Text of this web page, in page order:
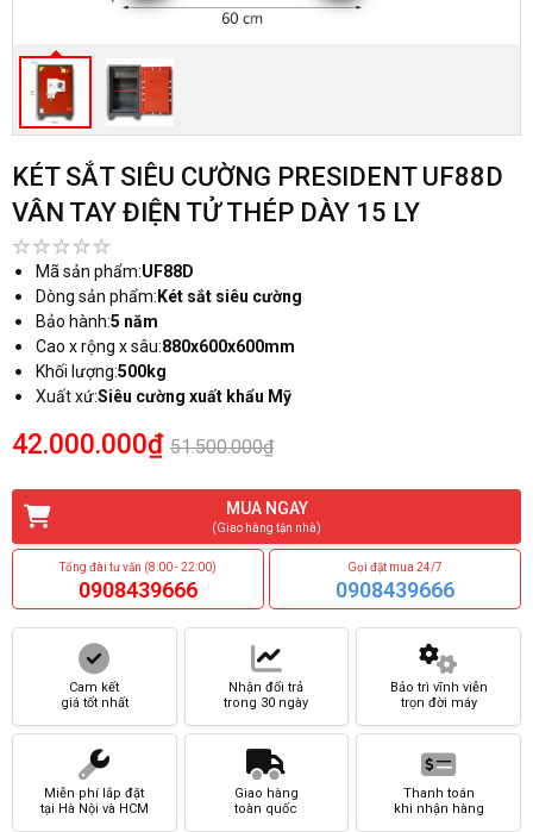
KÉT SẮT SIÊU CƯỜNG PRESIDENT UF88D
VÂN TAY ĐIỆN TỬ THÉP DÀY 15 LY
Mã sản phẩm:UF88D
Dòng sản phẩm: Két sắt siêu cường
Bảo hành:5 năm
Cao x rộng x sâu:880x600x600mm
Khối lượng:500kg
Xuất xứ:Siêu cường xuất khẩu Mỹ
42.000.000₫ 51.500.000₫
MUA NGAY
(Giao hàng tận nhà)
Tổng đài tư vấn (8:00 - 22:00)
0908439666
Gọi đặt mua 24/7
0908439666
Cam kết
giá tốt nhất
Nhận đổi trả
trong 30 ngày
Bảo trì vĩnh viễn
trọn đời máy
Miễn phí lắp đặt
tại Hà Nội và HCM
Giao hàng
toàn quốc
Thanh toán
khi nhận hàng